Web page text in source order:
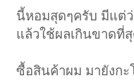
นี้หอมสุดๆครับ มีแต่
แล้วใช้ผลเกินขาดที่
ซื้อสินค้าผม มายังกะ